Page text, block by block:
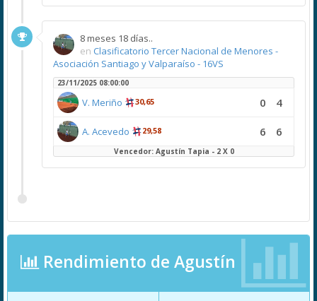
8 meses 18 días..
en Clasificatorio Tercer Nacional de Menores -
Asociación Santiago y Valparaíso - 16VS
23/11/2025 08:00:00
V. Meriño 30,65 0 4
A. Acevedo 29,58 6 6
Vencedor: Agustín Tapia - 2 X 0
Rendimiento de Agustín